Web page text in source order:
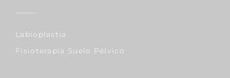
Labioplastia
Fisioterapia Suelo Pélvico